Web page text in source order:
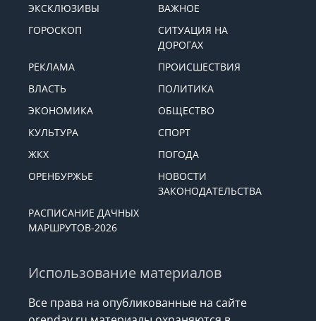
ЭКСКЛЮЗИВЫ
ВАЖНОЕ
ГОРОСКОП
СИТУАЦИЯ НА
ДОРОГАХ
РЕКЛАМА
ПРОИСШЕСТВИЯ
ВЛАСТЬ
ПОЛИТИКА
ЭКОНОМИКА
ОБЩЕСТВО
КУЛЬТУРА
СПОРТ
ЖКХ
ПОГОДА
ОРЕНБУРЖЬЕ
НОВОСТИ
ЗАКОНОДАТЕЛЬСТВА
РАСПИСАНИЕ ДАЧНЫХ
МАРШРУТОВ-2026
Использование материалов
Все права на опубликованные на сайте